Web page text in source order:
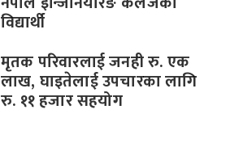
विद्यार्थी
मृतक परिवारलाई जनही रु. एक
लाख, घाइतेलाई उपचारका लागि
रु. ११ हजार सहयोग